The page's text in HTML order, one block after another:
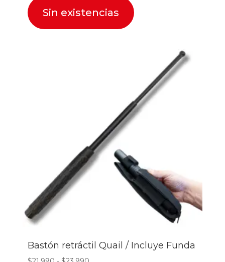
Sin existencias
Bastón retráctil Quail / Incluye Funda